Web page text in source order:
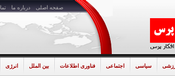
صفحه اصلی درباره ما
سیاسی اجتماعی فناوری اطلاعات بین الملل انرژی